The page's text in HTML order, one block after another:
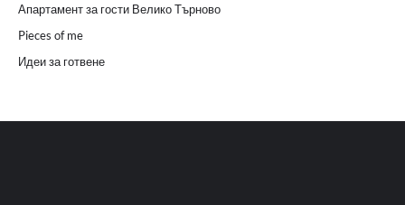
Апартамент за гости Велико Търново
Pieces of me
Идеи за готвене